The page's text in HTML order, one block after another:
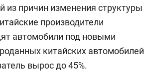
из причин изменения структуры
производители
автомобили под новыми
китайских автомобилей
вырос до 45%.